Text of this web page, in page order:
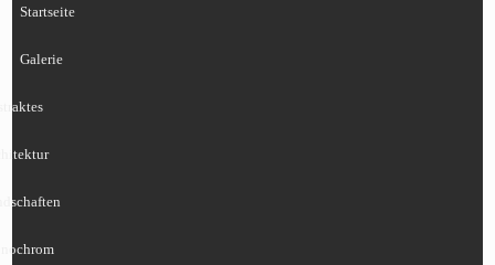
Startseite
Galerie